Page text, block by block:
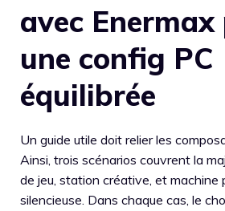
avec
une config PC
équilibrée
Un guide utile doit relier les
Ainsi, trois scénarios couvrent la
de jeu, station créative, et machine
silencieuse. Dans chaque cas, le